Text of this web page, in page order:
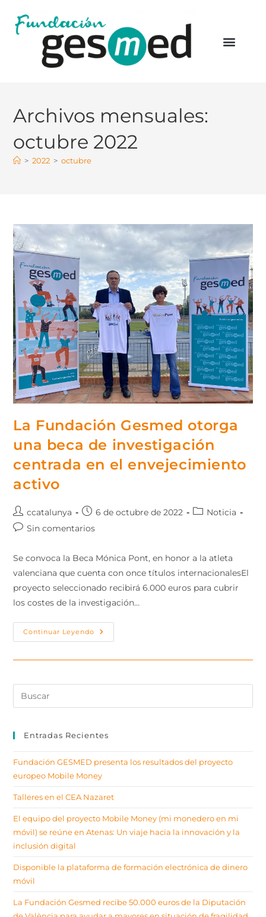
Archivos mensuales:
octubre 2022
> 2022 > octubre
La Fundación Gesmed otorga
una beca de investigación
centrada en el envejecimiento
activo
ccatalunya 6 de octubre de 2022
Noticia
Sin comentarios
Se convoca la Beca Mónica Pont, en honor a la atleta
valenciana que cuenta con once títulos internacionalesEl
proyecto seleccionado recibirá 6.000 euros para cubrir
los costes de la investigación…
Continuar Leyendo
Entradas Recientes
Fundación GESMED presenta los resultados del proyecto
europeo Mobile Money
Talleres en el CEA Nazaret
El equipo del proyecto Mobile Money (mi monedero en mi
móvil) se reúne en Atenas: Un viaje hacia la innovación y la
inclusión digital
Disponible la plataforma de formación electrónica de dinero
móvil
La Fundación Gesmed recibe 50.000 euros de la Diputación